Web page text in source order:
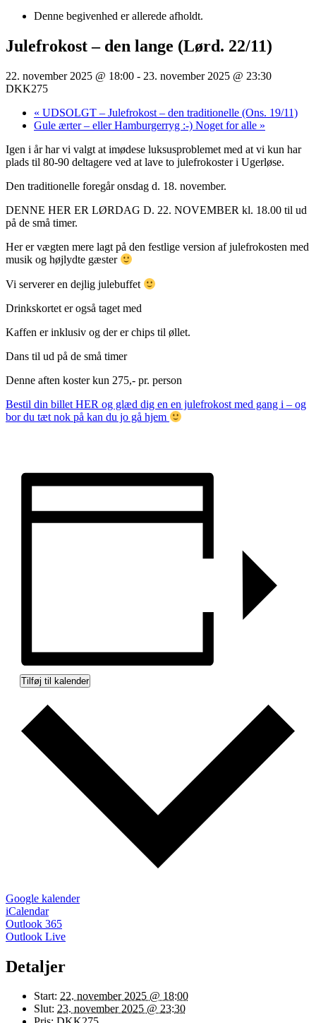
Denne begivenhed er allerede afholdt.
Julefrokost – den lange (Lørd. 22/11)
22. november 2025 @ 18:00 - 23. november 2025 @ 23:30
DKK275
« UDSOLGT – Julefrokost – den traditionelle (Ons. 19/11)
Gule ærter – eller Hamburgerryg :-) Noget for alle »
Igen i år har vi valgt at imødese luksusproblemet med at vi kun har
plads til 80-90 deltagere ved at lave to julefrokoster i Ugerløse.
Den traditionelle foregår onsdag d. 18. november.
DENNE HER ER LØRDAG D. 22. NOVEMBER kl. 18.00 til ud
på de små timer.
Her er vægten mere lagt på den festlige version af julefrokosten med
musik og højlydte gæster
Vi serverer en dejlig julebuffet
Drinkskortet er også taget med
Kaffen er inklusiv og der er chips til øllet.
Dans til ud på de små timer
Denne aften koster kun 275,- pr. person
Bestil din billet HER og glæd dig en en julefrokost med gang i – og
bor du tæt nok på kan du jo gå hjem
Tilføj til kalender
Google kalender
iCalendar
Outlook 365
Outlook Live
Detaljer
Start: 22. november 2025 @ 18:00
Slut: 23. november 2025 @ 23:30